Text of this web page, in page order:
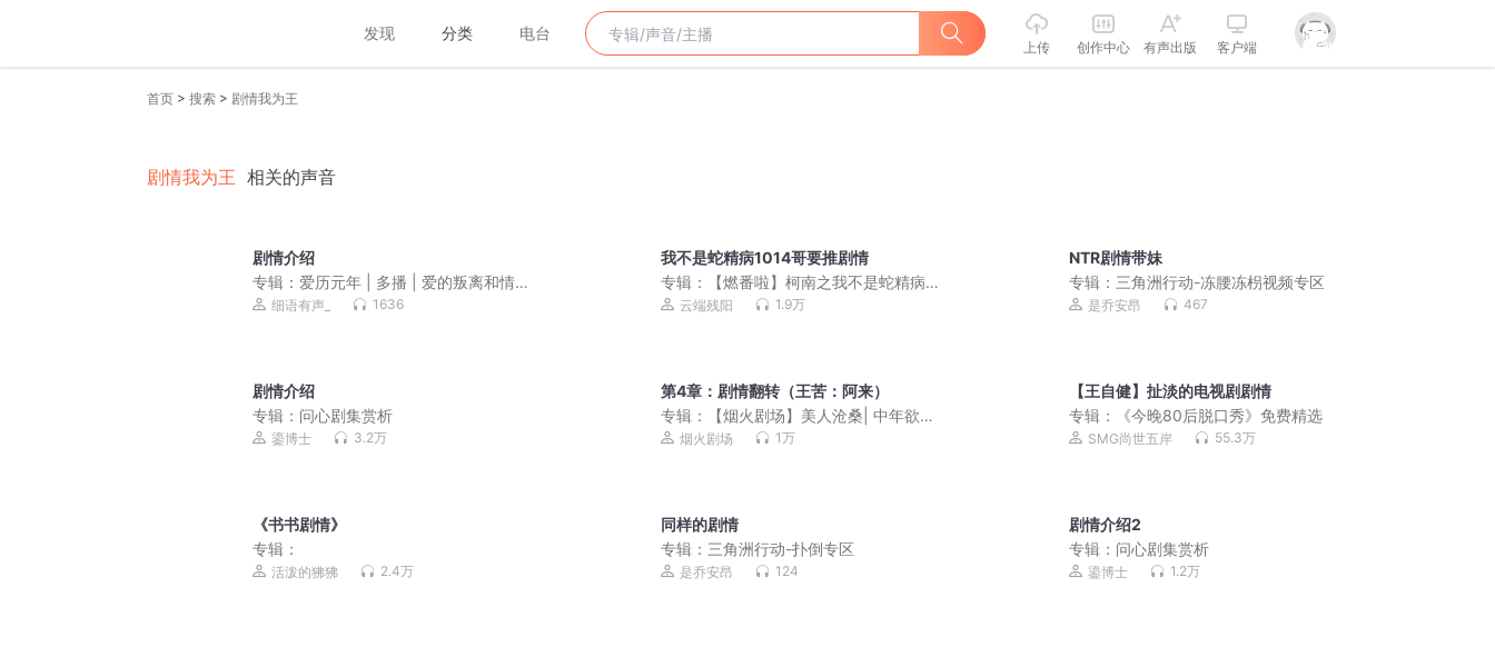
发现 分类 电台
上传 创作中心 有声出版 客户端
首页 > 搜索 > 剧情我为王
剧情我为王 相关的声音
剧情介绍
专辑： 爱历元年 | 多播 | 爱的叛离和情的
同归细语有声_ 1636
我不是蛇精病1014哥要推剧情
专辑：
【燃番啦】柯南之我不是蛇精病|
穿越动漫|热血爆笑|多人有声剧
云端残阳 1.9万
NTR剧情带妹
专辑： 三角洲行动-冻腰冻枴视频专区
是乔安昂 467
剧情介绍
专辑： 问心剧集赏析
鎏博士 3.2万
第4章：剧情翻转（王苦：阿来）
专辑：
【烟火剧场】美人沧桑| 中年欲望
x男邻居作者白菜 | 玫瑰的故事x小巷人
烟火剧场 1万
【王自健】扯淡的电视剧剧情
专辑：
《今晚80后脱口秀》免费精选
SMG尚世五岸 55.3万
《书书剧情》
专辑：
活泼的狒狒 2.4万
同样的剧情
专辑： 三角洲行动-扑倒专区
是乔安昂 124
剧情介绍2
专辑： 问心剧集赏析
鎏博士 1.2万